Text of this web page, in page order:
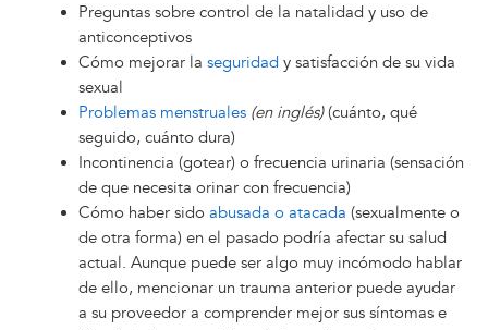
Preguntas sobre control de la natalidad y uso de
anticonceptivos
Cómo mejorar la seguridad y satisfacción de su vida
sexual
Problemas menstruales (en inglés)(cuánto, qué
seguido, cuánto dura)
Incontinencia (gotear) o frecuencia urinaria (sensación
de que necesita orinar con frecuencia)
Cómo haber sido abusada o atacada (sexualmente o
de otra forma) en el pasado podría afectar su salud
actual. Aunque puede ser algo muy incómodo hablar
de ello, mencionar un trauma anterior puede ayudar
a su proveedor a comprender mejor sus síntomas e